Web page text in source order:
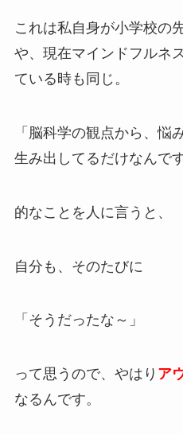
これは私自身が小学校の
や、現在マインドフルネ
ている時も同じ。
「脳科学の観点から、悩
生み出してるだけなんで
的なことを人に言うと、
自分も、そのたびに
「そうだったな～」
って思うので、やはり ア
なるんです。